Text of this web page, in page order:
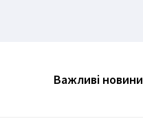
Важливі новини